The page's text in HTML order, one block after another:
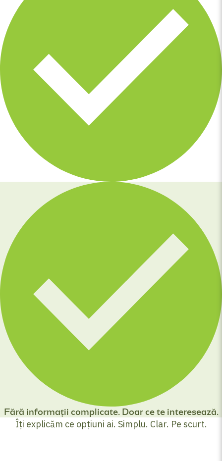
Fără informații complicate. Doar ce te interesează.
Îți explicăm ce opțiuni ai. Simplu. Clar. Pe scurt.